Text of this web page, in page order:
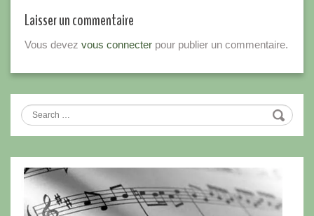
Laisser un commentaire
Vous devez vous connecter pour publier un commentaire.
Search